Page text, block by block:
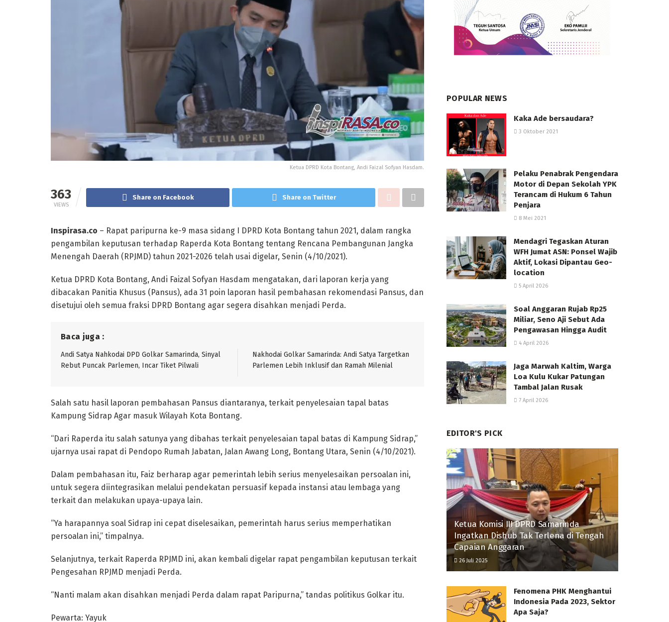
Ketua DPRD Kota Bontang, Andi Faizal Sofyan Hasdam.
363
VIEWS
Share on Facebook Share on Twitter
Inspirasa.co – Rapat paripurna ke-9 masa sidang I DPRD Kota Bontang tahun 2021, dalam rangka
pengambilan keputusan terhadap Raperda Kota Bontang tentang Rencana Pembangunan Jangka
Menengah Daerah (RPJMD) tahun 2021-2026 telah usai digelar, Senin (4/10/2021).
Ketua DPRD Kota Bontang, Andi Faizal Sofyan Hasdam mengatakan, dari laporan kerja yang
dibacakan Panitia Khusus (Pansus), ada 31 poin laporan hasil pembahasan rekomendasi Pansus, dan
disetujui oleh semua fraksi DPRD Bontang agar segera disahkan menjadi Perda.
Baca juga :
Andi Satya Nahkodai DPD Golkar Samarinda, Sinyal
Rebut Puncak Parlemen, Incar Tiket Pilwali
Nakhodai Golkar Samarinda: Andi Satya Targetkan
Parlemen Lebih Inklusif dan Ramah Milenial
Salah satu hasil laporan pembahasan Pansus diantaranya, terkait penyelesaian tapal batas
Kampung Sidrap Agar masuk Wilayah Kota Bontang.
“Dari Raperda itu salah satunya yang dibahas terkait penyelesaian tapal batas di Kampung Sidrap,”
ujarnya usai rapat di Pendopo Rumah Jabatan, Jalan Awang Long, Bontang Utara, Senin (4/10/2021).
Dalam pembahasan itu, Faiz berharap agar pemerintah lebih serius menyelesaikan persoalan ini,
untuk segera diintegrasikan melalui pendekatan persuasif kepada instansi atau lembaga yang
terkait dan melakukan upaya-upaya lain.
“Ya harapannya soal Sidrap ini cepat diselesaikan, pemerintah harus serius memperhatikan
persoalan ini,” timpalnya.
Selanjutnya, terkait Raperda RPJMD ini, akan kembali digelar rapat pengambilan keputusan terkait
Pengesahan RPJMD menjadi Perda.
“Nanti malam akan disahkan menjadi Perda dalam rapat Paripurna,” tandas politikus Golkar itu.
Pewarta: Yayuk
POPULAR NEWS
Kaka Ade bersaudara?
3 Oktober 2021
Pelaku Penabrak Pengendara
Motor di Depan Sekolah YPK
Terancam di Hukum 6 Tahun
Penjara
8 Mei 2021
Mendagri Tegaskan Aturan
WFH Jumat ASN: Ponsel Wajib
Aktif, Lokasi Dipantau Geo-
location
5 April 2026
Soal Anggaran Rujab Rp25
Miliar, Seno Aji Sebut Ada
Pengawasan Hingga Audit
4 April 2026
Jaga Marwah Kaltim, Warga
Loa Kulu Kukar Patungan
Tambal Jalan Rusak
7 April 2026
EDITOR'S PICK
Ketua Komisi III DPRD Samarinda
Ingatkan Dishub Tak Terlena di Tengah
Capaian Anggaran
26 Juli 2025
Fenomena PHK Menghantui
Indonesia Pada 2023, Sektor
Apa Saja?